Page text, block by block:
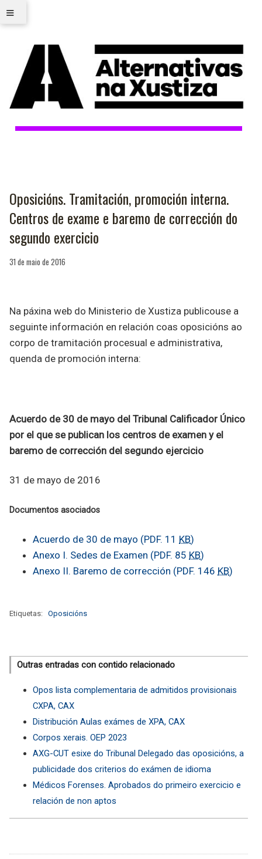
≡
Oposicións. Tramitación, promoción interna.
Centros de exame e baremo de corrección do
segundo exercicio
31 de maio de 2016
Na páxina web do Ministerio de Xustiza publicouse a
seguinte información en relación coas oposicións ao
corpo de tramitación procesual e administrativa,
quenda de promoción interna:
Acuerdo de 30 de mayo del Tribunal Calificador Único
por el que se publican los centros de examen y el
baremo de corrección del segundo ejercicio
31 de mayo de 2016
Documentos asociados
Acuerdo de 30 de mayo (PDF. 11 KB)
Anexo I. Sedes de Examen (PDF. 85 KB)
Anexo II. Baremo de corrección (PDF. 146 KB)
Etiquetas: Oposicións
Outras entradas con contido relacionado
Opos lista complementaria de admitidos provisionais
CXPA, CAX
Distribución Aulas exámes de XPA, CAX
Corpos xerais. OEP 2023
AXG-CUT esixe do Tribunal Delegado das oposicións, a
publicidade dos criterios do exámen de idioma
Médicos Forenses. Aprobados do primeiro exercicio e
relación de non aptos